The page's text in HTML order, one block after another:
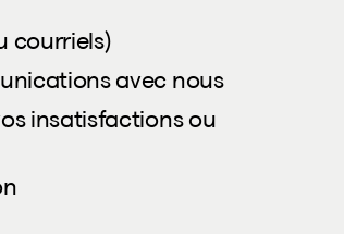
courriels)
avec nous
insatisfactions ou